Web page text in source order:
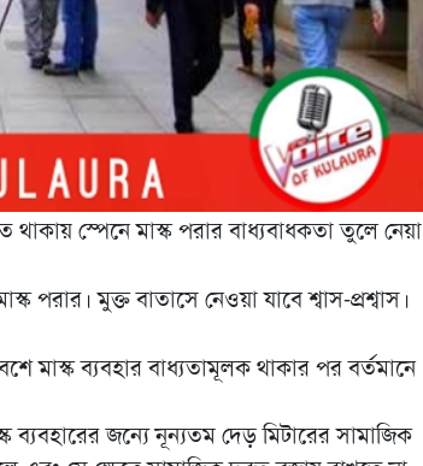
স্পেনে মাস্ক পরার বাধ্যবাধকতা তুলে নেয়া
মুক্ত বাতাসে নেওয়া যাবে শ্বাস-প্রশ্বাস।
মাস্ক ব্যবহার বাধ্যতামূলক থাকার পর বর্তমানে
ব্যবহারের জন্যে নূন্যতম দেড় মিটারের সামাজিক